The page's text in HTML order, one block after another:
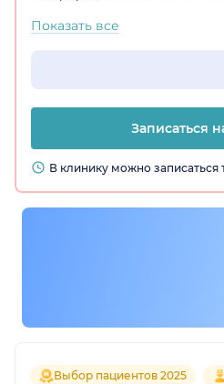
Показать все
Записаться
В клинику можно записаться
Выбор пациентов 2025